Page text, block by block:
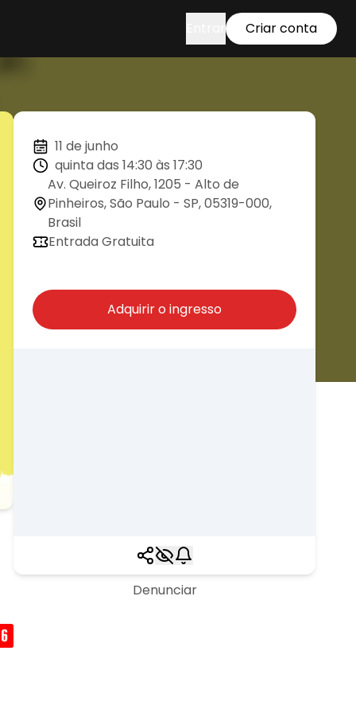
Criar conta
11 de junho
quinta das 14:30 às 17:30
Av. Queiroz Filho, 1205 - Alto de
Pinheiros, São Paulo - SP, 05319-000,
Brasil
Entrada Gratuita
Adquirir o ingresso
Denunciar